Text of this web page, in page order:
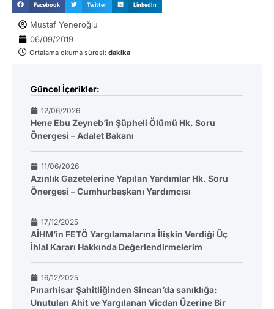
Facebook Twitter LinkedIn
Mustaf Yeneroğlu
06/09/2019
Ortalama okuma süresi: dakika
Güncel İçerikler:
12/06/2026
Hene Ebu Zeyneb’in Şüpheli Ölümü Hk. Soru
Önergesi – Adalet Bakanı
11/06/2026
Azınlık Gazetelerine Yapılan Yardımlar Hk. Soru
Önergesi – Cumhurbaşkanı Yardımcısı
17/12/2025
AİHM’in FETÖ Yargılamalarına İlişkin Verdiği Üç
İhlal Kararı Hakkında Değerlendirmelerim
16/12/2025
Pınarhisar Şahitliğinden Sincan’da sanıklığa:
Unutulan Ahit ve Yargılanan Vicdan Üzerine Bir